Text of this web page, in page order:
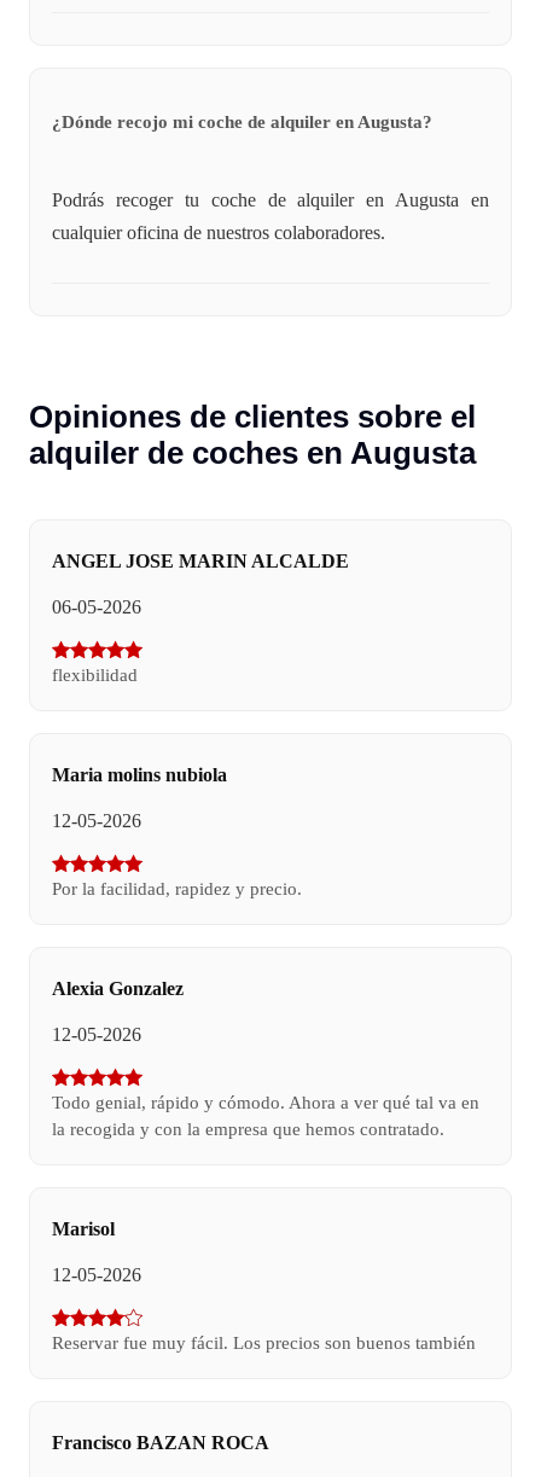
¿Dónde recojo mi coche de alquiler en Augusta?
Podrás recoger tu coche de alquiler en Augusta en
cualquier oficina de nuestros colaboradores.
Opiniones de clientes sobre el
alquiler de coches en Augusta
ANGEL JOSE MARIN ALCALDE
06-05-2026
flexibilidad
Maria molins nubiola
12-05-2026
Por la facilidad, rapidez y precio.
Alexia Gonzalez
12-05-2026
Todo genial, rápido y cómodo. Ahora a ver qué tal va en
la recogida y con la empresa que hemos contratado.
Marisol
12-05-2026
Reservar fue muy fácil. Los precios son buenos también
Francisco BAZAN ROCA